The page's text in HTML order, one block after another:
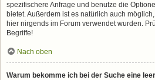
spezifischere Anfrage und benutze die
bietet. Außerdem ist es natürlich auch
hier nirgends im Forum verwendet wurden.
Begriffe!
Nach oben
Warum bekomme ich bei der Suche eine